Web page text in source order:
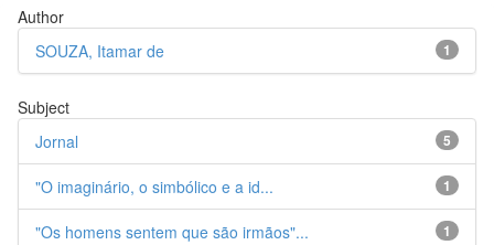
Author
1
SOUZA, Itamar de
Subject
5
Jornal
1
"O imaginário, o simbólico e a id...
1
"Os homens sentem que são irmãos"...